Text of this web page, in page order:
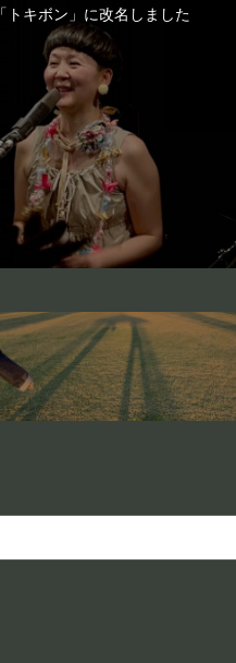
「トキボン」に改名しました